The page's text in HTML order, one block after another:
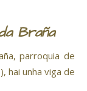
Braña
parroquia de
hai unha viga de